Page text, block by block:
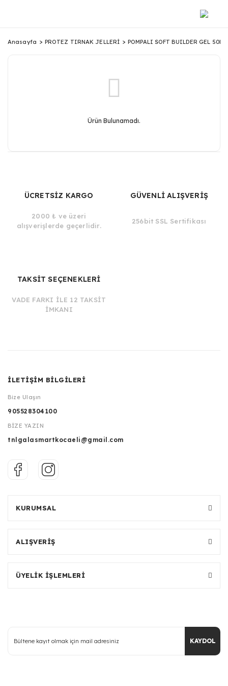
Anasayfa PROTEZ TIRNAK JELLERİ POMPALI SOFT BUILDER GEL 50ML
Ürün Bulunamadı.
ÜCRETSİZ KARGO
2000 ₺ ve üzeri
alışverişlerde geçerlidir.
GÜVENLİ ALIŞVERİŞ
256bit SSL Sertifikası
TAKSİT SEÇENEKLERİ
VADE FARKI İLE 12 TAKSİT
İMKANI
İLETİŞİM BİLGİLERİ
Bize Ulaşın
905528304100
BİZE YAZIN
tnlgalasmartkocaeli@gmail.com
KURUMSAL
ALIŞVERİŞ
ÜYELİK İŞLEMLERİ
KAYDOL